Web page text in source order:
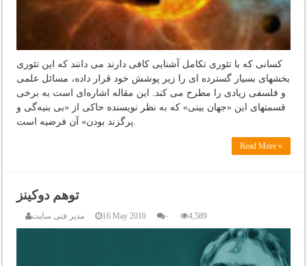
کسانی که با تئوری تکامل آشنایی کافی دارند می دانند که این تئوری
بخشهای بسیار گسترده ای را زیر پوشش خود قرار داده، مسائل علمی
و فلسفی زیادی را مطرح می کند. این مقاله اشاره‌ای است به برخی
قسمتهای این «جهان بینی» که به نظر نویسنده حاکی از «بی بنیه‌گی و
پرگزند بودن» آن فرضیه است.
Read More »
توهم دوکینز
مدیر فنی سایت 16 May 2010 ۰ 4,589